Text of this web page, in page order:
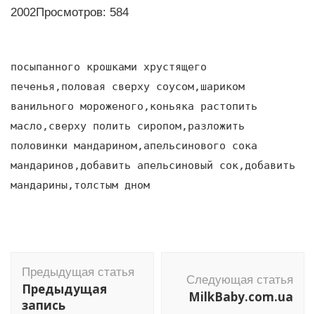
2002Просмотров: 584
посыпанного крошками хрустящего
печенья,половая сверху соусом,шариком
ванильного мороженого,коньяка растопить
масло,сверху полить сиропом,разложить
половинки мандарином,апельсинового сока
мандаринов,добавить апельсиновый сок,добавить
мандарины,толстым дном
по
записям
Предыдущая статья
Предыдущая
запись
Следующая статья
MilkBaby.com.ua